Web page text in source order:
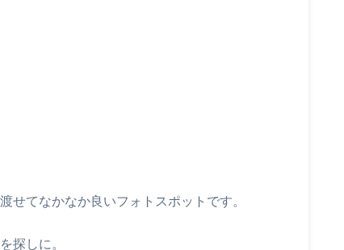
せてなかなか良いフォトスポットです。
探しに。